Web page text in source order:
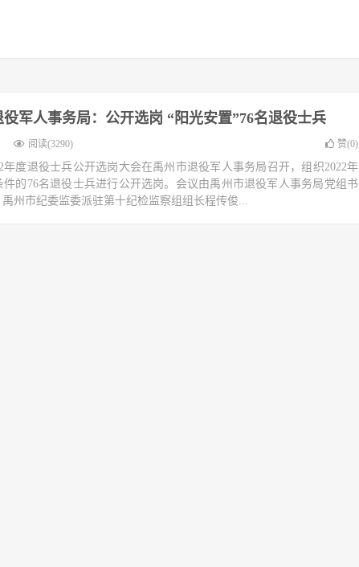
役军人事务局：公开选岗 “阳光安置”76名退役士兵
阅读(3290) 赞(0)
年度退役士兵公开选岗大会在禹州市退役军人事务局召开，组织2022年
的76名退役士兵进行公开选岗。会议由禹州市退役军人事务局党组书
州市纪委监委派驻第十纪检监察组组长程传俊...